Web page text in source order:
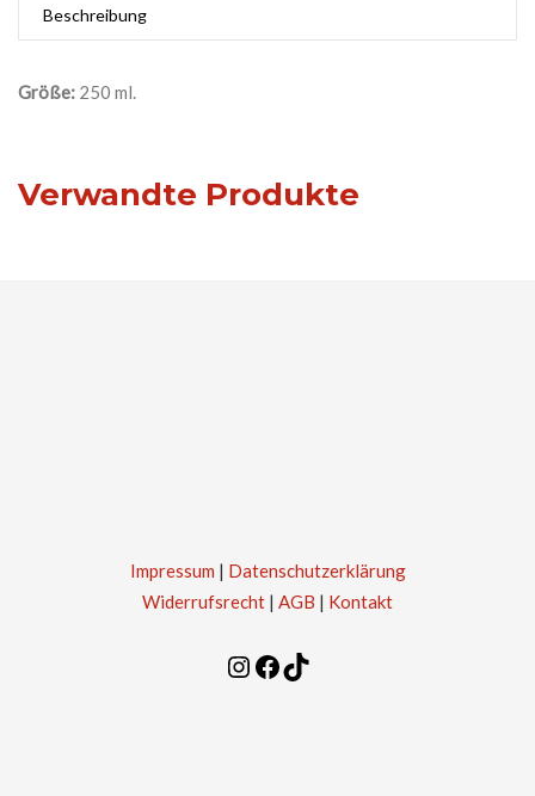
Beschreibung
Größe: 250 ml.
Verwandte Produkte
Impressum | Datenschutzerklärung
Widerrufsrecht | AGB | Kontakt
Instagram
Facebook